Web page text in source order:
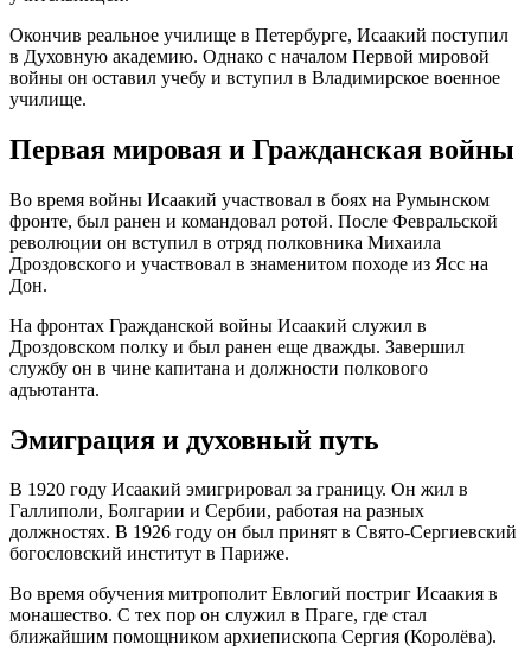
Окончив реальное училище в Петербурге, Исаакий поступил
в Духовную академию. Однако с началом Первой мировой
войны он оставил учебу и вступил в Владимирское военное
училище.
Первая мировая и Гражданская войны
Во время войны Исаакий участвовал в боях на Румынском
фронте, был ранен и командовал ротой. После Февральской
революции он вступил в отряд полковника Михаила
Дроздовского и участвовал в знаменитом походе из Ясс на
Дон.
На фронтах Гражданской войны Исаакий служил в
Дроздовском полку и был ранен еще дважды. Завершил
службу он в чине капитана и должности полкового
адъютанта.
Эмиграция и духовный путь
В 1920 году Исаакий эмигрировал за границу. Он жил в
Галлиполи, Болгарии и Сербии, работая на разных
должностях. В 1926 году он был принят в Свято-Сергиевский
богословский институт в Париже.
Во время обучения митрополит Евлогий постриг Исаакия в
монашество. С тех пор он служил в Праге, где стал
ближайшим помощником архиепископа Сергия (Королёва).